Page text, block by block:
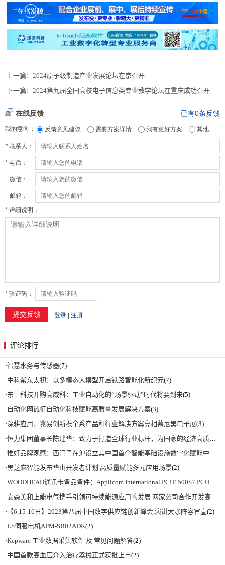
上一篇：2024原子级制造产业发展论坛在京召开
下一篇：2024第九届全国高校电子信息类专业教学论坛在重庆成功召开
评论排行
·智慧水务与传感器(7)
·中科紫东太初：以多模态大模型开启铁路智能化新纪元(7)
·东土科技并购高威科：工业自动化的“场景驱动”时代将要到来(5)
· 自动化网诚征自动化科技赋能高质量发展解决方案(3)
·深耕应用，兆易创新携全系产品和行业解决方案亮相慕尼黑电子展(3)
·恒力集团董事长陈建华：致力于打造全球行业标杆，为国家的经济高质量发展贡献更大力量|上海电气集团党委书记、董事长吴磊来访
·推好品牌观察：西门子在沪设立其中国首个智能基础设施数字化赋能中心
·黑芝麻智能发布华山开发者计划 高质量赋能多元应用场景(2)
·WOODHEAD通讯卡备品备件：Applicom International PCU1500S7 PCU 1500 S7 V4.5.0
·安森美和上能电气携手引领可持续能源应用的发展 两家公司合作开发高性能储能和太阳能组串式逆变器方案 以实现可持续的未来
· 【6.15-16日】2023第八届中国数字供应链创新峰会,演讲大咖阵容官宣(2)
·LS伺服电机APM-SB02ADK(2)
·Kepware 工业数据采集软件 及 常见问题解答(2)
·中国首款高血压介入治疗器械正式获批上市(2)